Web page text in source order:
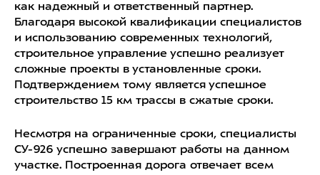
как надежный и ответственный партнер.
Благодаря высокой квалификации специалистов
и использованию современных технологий,
строительное управление успешно реализует
сложные проекты в установленные сроки.
Подтверждением тому является успешное
строительство 15 км трассы в сжатые сроки.
Несмотря на ограниченные сроки, специалисты
СУ-926 успешно завершают работы на данном
участке. Построенная дорога отвечает всем